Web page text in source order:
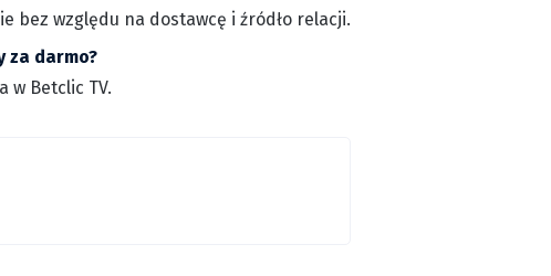
bez względu na dostawcę i źródło relacji.
za darmo?
w Betclic TV.